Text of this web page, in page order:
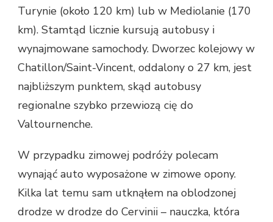
Turynie (około 120 km) lub w Mediolanie (170
km). Stamtąd licznie kursują autobusy i
wynajmowane samochody. Dworzec kolejowy w
Chatillon/Saint-Vincent, oddalony o 27 km, jest
najbliższym punktem, skąd autobusy
regionalne szybko przewiozą cię do
Valtournenche.
W przypadku zimowej podróży polecam
wynająć auto wyposażone w zimowe opony.
Kilka lat temu sam utknąłem na oblodzonej
drodze w drodze do Cervinii – nauczka, która